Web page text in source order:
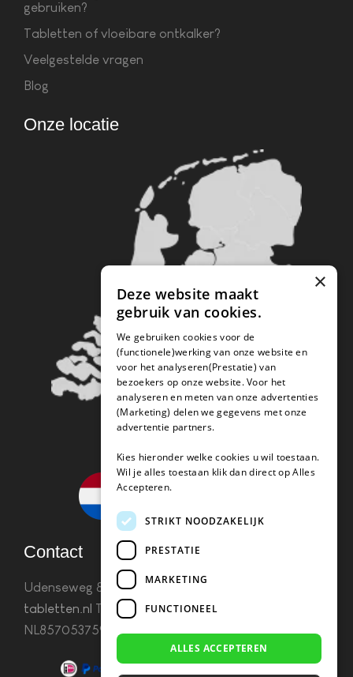
gebruiken?
Tabletten of vloeibare ontkalker?
Veelgestelde vragen
Blog
Onze locatie
Contact
Udenseweg 8B 5405 PA Udeninfo(@)koffie-
tabletten.nl Tel. 085 782 5578KvK 67529623 Btw:
NL857053759B01
×
Deze website maakt
gebruik van cookies.
We gebruiken cookies voor de
(functionele)werking van onze website en
voor het analyseren(Prestatie) van
bezoekers op onze website. Voor het
analyseren en meten van onze advertenties
(Marketing) delen we gegevens met onze
advertentie partners.
Kies hieronder welke cookies u wil toestaan.
Wil je alles toestaan klik dan direct op Alles
Accepteren.
STRIKT NOODZAKELIJK
PRESTATIE
MARKETING
FUNCTIONEEL
ALLES ACCEPTEREN